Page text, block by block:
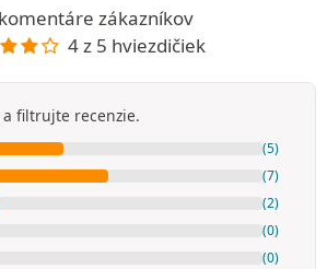
zákazníkov
4 z 5 hviezdičiek
filtrujte recenzie.
(5)
(7)
(2)
(0)
(0)